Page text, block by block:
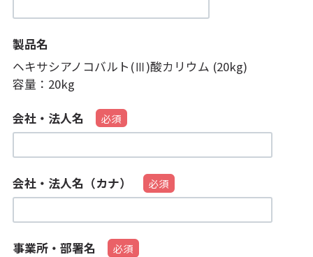
製品名
ヘキサシアノコバルト(Ⅲ)酸カリウム (20kg)
容量： 20kg
会社・法人名
会社・法人名（カナ）
事業所・部署名